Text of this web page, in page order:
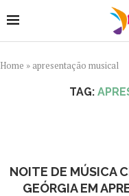
Home » apresentação musical
TAG:
NOITE DE MÚSICA
GEÓRGIA EM